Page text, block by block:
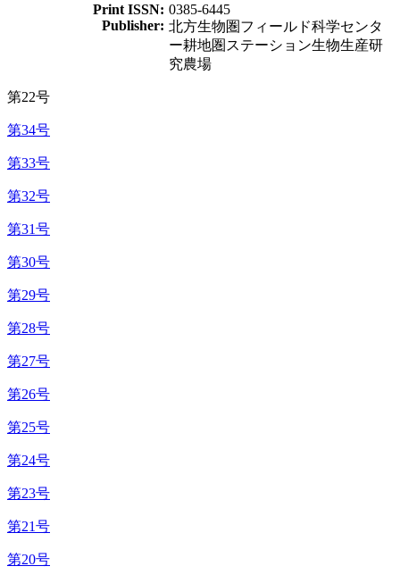
Print ISSN: 0385-6445
Publisher: 北方生物圏フィールド科学センタ
ー耕地圏ステーション生物生産研
究農場
第22号
第34号
第33号
第32号
第31号
第30号
第29号
第28号
第27号
第26号
第25号
第24号
第23号
第21号
第20号